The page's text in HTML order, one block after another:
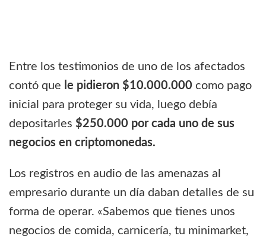
Entre los testimonios de uno de los afectados
contó que le pidieron $10.000.000 como pago
inicial para proteger su vida, luego debía
depositarles $250.000 por cada uno de sus
negocios en criptomonedas.
Los registros en audio de las amenazas al
empresario durante un día daban detalles de su
forma de operar. «Sabemos que tienes unos
negocios de comida, carnicería, tu minimarket,